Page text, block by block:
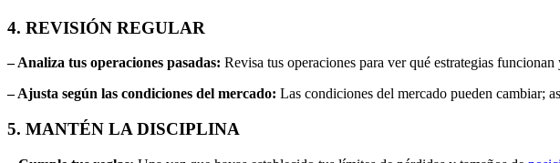
4. REVISIÓN REGULAR
– Analiza tus operaciones pasadas: Revisa tus operaciones para ver qué estrategias
– Ajusta según las condiciones del mercado: Las condiciones del mercado pueden cambiar;
5. MANTÉN LA DISCIPLINA